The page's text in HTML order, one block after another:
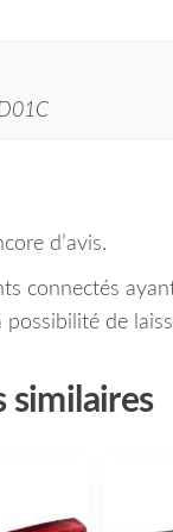
d’avis.
connectés
de
similaires